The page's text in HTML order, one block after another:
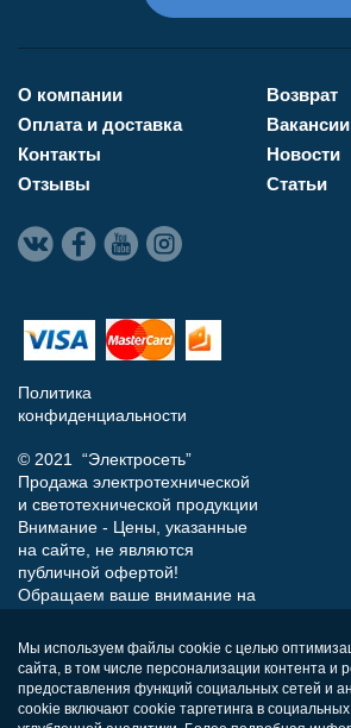
О компании
Оплата и доставка
Контакты
Отзывы
Возврат
Вакансии
Новости
Статьи
Политика
конфиденциальности
© 2021 “Электросеть”
Продажа электротехнической
и светотехнической продукции
Внимание - Цены, указанные
на сайте, не являются
публичной офертой!
Обращаем ваше внимание на
носит исключительно
информационный характер и
ни при каких условиях не
является публичной офертой,
Мы используем файлы cookie с целью
сайта, в том числе персонализации контента и
предоставления функций социальных сетей и
cookie включают cookie таргетинга в